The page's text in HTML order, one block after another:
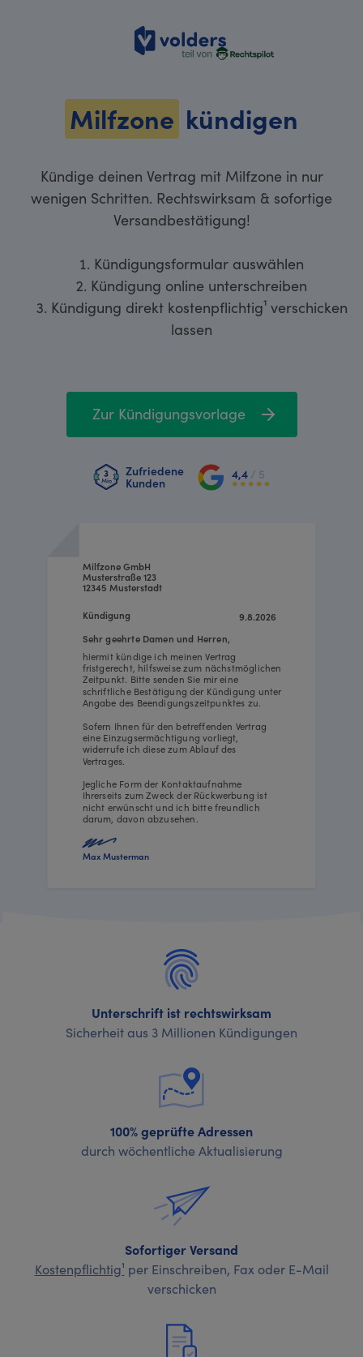
volders
Milfzone kündigen
Kündige deinen Vertrag mit Milfzone in nur
wenigen Schritten. Rechtswirksam & sofortige
Versandbestätigung!
Kündigungsformular auswählen
Kündigung online unterschreiben
Kündigung direkt kostenpflichtig¹ verschicken
lassen
Zur Kündigungsvorlage
Zufriedene
Kunden
4,4 / 5
9.8.2026
Milfzone GmbH
Musterstraße 123
12345 Musterstadt
hiermit kündige ich meinen Vertrag
fristgerecht, hilfsweise zum nächstmöglichen
Zeitpunkt. Bitte senden Sie mir eine
schriftliche Bestätigung der Kündigung unter
Angabe des Beendigungszeitpunktes zu.
Sofern Ihnen für den betreffenden Vertrag
eine Einzugsermächtigung vorliegt,
widerrufe ich diese zum Ablauf des
Vertrages.
Jegliche Form der Kontaktaufnahme
Ihrerseits zum Zweck der Rückwerbung ist
nicht erwünscht und ich bitte freundlich
darum, davon abzusehen.
Sehr geehrte Damen und Herren,
Kündigung
Max Musterman
Unterschrift ist rechtswirksam
Sicherheit aus 3 Millionen Kündigungen
100% geprüfte Adressen
durch wöchentliche Aktualisierung
Sofortiger Versand
Kostenpflichtig¹ per Einschreiben, Fax oder E-Mail
verschicken